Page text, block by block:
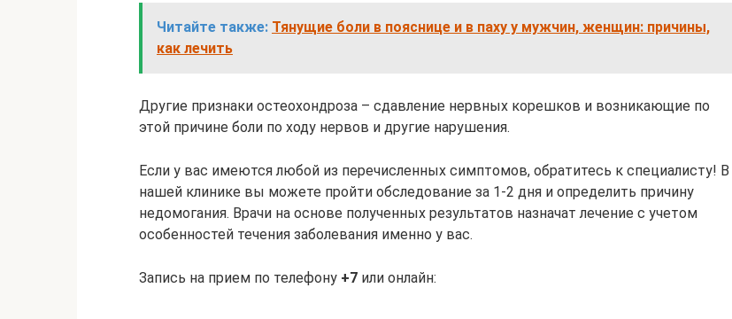
Читайте также: Тянущие боли в пояснице и в паху у мужчин, женщин: причины,
как лечить
Другие признаки остеохондроза – сдавление нервных корешков и возникающие по
этой причине боли по ходу нервов и другие нарушения.
Если у вас имеются любой из перечисленных симптомов, обратитесь к специалисту! В
нашей клинике вы можете пройти обследование за 1-2 дня и определить причину
недомогания. Врачи на основе полученных результатов назначат лечение с учетом
особенностей течения заболевания именно у вас.
Запись на прием по телефону +7 или онлайн: